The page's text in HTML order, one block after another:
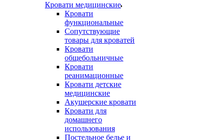
Кровати медицинские
Кровати
функциональные
Сопутствующие
товары для кроватей
Кровати
общебольничные
Кровати
реанимационные
Кровати детские
медицинские
Акушерские кровати
Кровати для
домашнего
использования
Постельное белье и